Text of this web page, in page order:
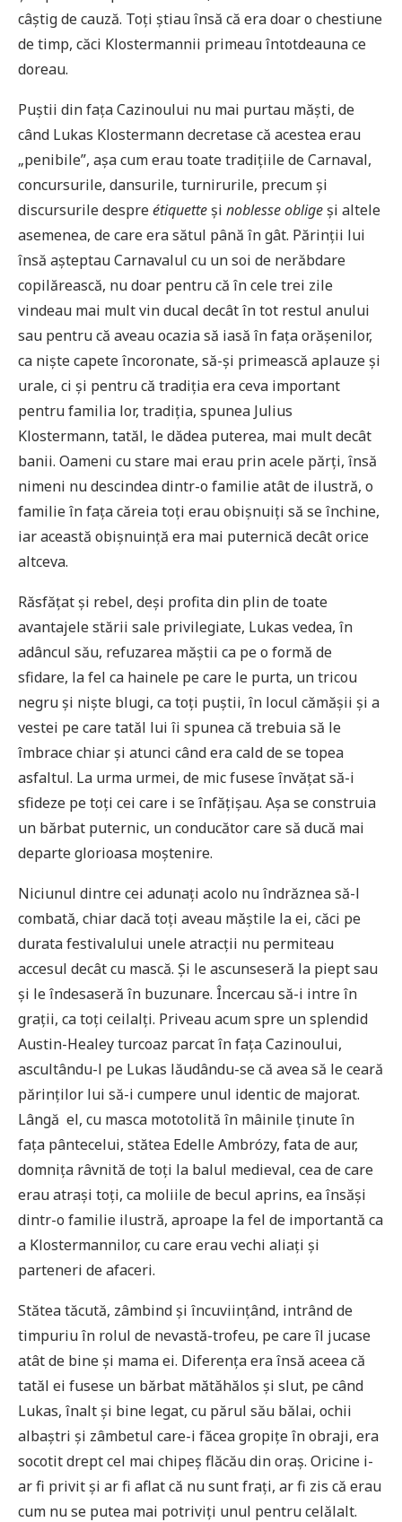
câștig de cauză. Toți știau însă că era doar o chestiune
de timp, căci Klostermannii primeau întotdeauna ce
doreau.
Puștii din fața Cazinoului nu mai purtau măști, de
când Lukas Klostermann decretase că acestea erau
„penibile”, așa cum erau toate tradițiile de Carnaval,
concursurile, dansurile, turnirurile, precum și
discursurile despreétiquetteși noblesse obligeși altele
asemenea, de care era sătul până în gât. Părinții lui
însă așteptau Carnavalul cu un soi de nerăbdare
copilărească, nu doar pentru că în cele trei zile
vindeau mai mult vin ducal decât în tot restul anului
sau pentru că aveau ocazia să iasă în fața orășenilor,
ca niște capete încoronate, să-și primească aplauze și
urale, ci și pentru că tradiția era ceva important
pentru familia lor, tradiția, spunea Julius
Klostermann, tatăl, le dădea puterea, mai mult decât
banii. Oameni cu stare mai erau prin acele părți, însă
nimeni nu descindea dintr-o familie atât de ilustră, o
familie în fața căreia toți erau obișnuiți să se închine,
iar această obișnuință era mai puternică decât orice
altceva.
Răsfățat și rebel, deși profita din plin de toate
avantajele stării sale privilegiate, Lukas vedea, în
adâncul său, refuzarea măștii ca pe o formă de
sfidare, la fel ca hainele pe care le purta, un tricou
negru și niște blugi, ca toți puștii, în locul cămășii și a
vestei pe care tatăl lui îi spunea că trebuia să le
îmbrace chiar și atunci când era cald de se topea
asfaltul. La urma urmei, de mic fusese învățat să-i
sfideze pe toți cei care i se înfățișau. Așa se construia
un bărbat puternic, un conducător care să ducă mai
departe glorioasa moștenire.
Niciunul dintre cei adunați acolo nu îndrăznea să-l
combată, chiar dacă toți aveau măștile la ei, căci pe
durata festivalului unele atracții nu permiteau
accesul decât cu mască. Și le ascunseseră la piept sau
și le îndesaseră în buzunare. Încercau să-i intre în
grații, ca toți ceilalți. Priveau acum spre un splendid
Austin-Healey turcoaz parcat în fața Cazinoului,
ascultându-l pe Lukas lăudându-se că avea să le ceară
părinților lui să-i cumpere unul identic de majorat.
Lângă el, cu masca mototolită în mâinile ținute în
fața pântecelui, stătea Edelle Ambrózy, fata de aur,
domnița râvnită de toți la balul medieval, cea de care
erau atrași toți, ca moliile de becul aprins, ea însăși
dintr-o familie ilustră, aproape la fel de importantă ca
a Klostermannilor, cu care erau vechi aliați și
parteneri de afaceri.
Stătea tăcută, zâmbind și încuviințând, intrând de
timpuriu în rolul de nevastă-trofeu, pe care îl jucase
atât de bine și mama ei. Diferența era însă aceea că
tatăl ei fusese un bărbat mătăhălos și slut, pe când
Lukas, înalt și bine legat, cu părul său bălai, ochii
albaștri și zâmbetul care-i făcea gropițe în obraji, era
socotit drept cel mai chipeș flăcău din oraș. Oricine i-
ar fi privit și ar fi aflat că nu sunt frați, ar fi zis că erau
cum nu se putea mai potriviți unul pentru celălalt.